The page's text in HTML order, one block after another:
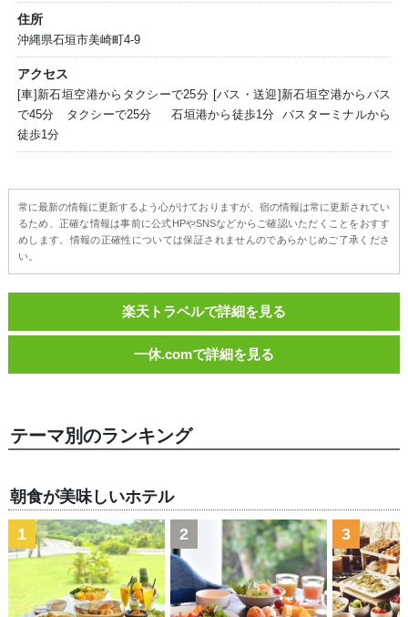
住所
沖縄県石垣市美崎町4-9
アクセス
[車]新石垣空港からタクシーで25分 [バス・送迎]新石垣空港からバス
で45分 タクシーで25分 石垣港から徒歩1分 バスターミナルから
徒歩1分
常に最新の情報に更新するよう心がけておりますが、宿の情報は常に更新されてい
るため、正確な情報は事前に公式HPやSNSなどからご確認いただくことをおすす
めします。情報の正確性については保証されませんのであらかじめご了承くださ
い。
楽天トラベルで詳細を見る
一休.comで詳細を見る
テーマ別のランキング
朝食が美味しいホテル
1 2 3